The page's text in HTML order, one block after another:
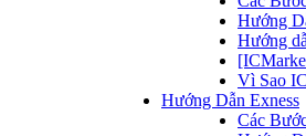
Hướng
Hướng
Vì Sao
Hướng Dẫn Exness
Các